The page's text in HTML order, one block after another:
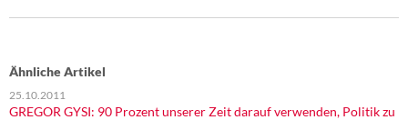
Ähnliche Artikel
25.10.2011
GREGOR GYSI: 90 Prozent unserer Zeit darauf verwenden, Politik zu